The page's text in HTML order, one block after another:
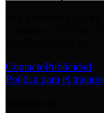
ContactoPublicidad
Política para el